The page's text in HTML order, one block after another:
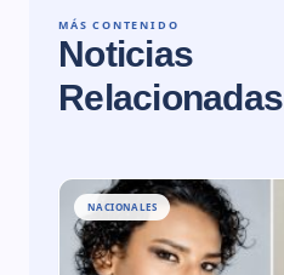
MÁS CONTENIDO
Noticias
Relacionadas
NACIONALES